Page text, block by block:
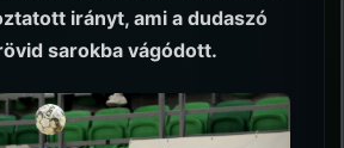
irányt, ami a dudaszó
sarokba vágódott.